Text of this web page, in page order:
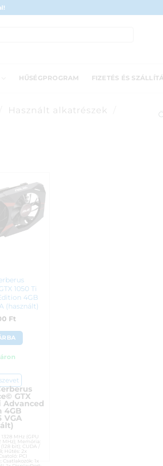
HŰSÉGPROGRAM FIZETÉS ÉS
Használt alkatrészek
1050 Ti
4GB
(használt)
Ft
GTX
Advanced
4GB
VGA
MHz (GPU
MHz); Memória:
bit); CUDA /
Hűtés: 2x
PCI
Csatlakozók: 1x